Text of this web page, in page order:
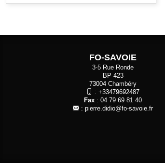
FO-SAVOIE
3-5 Rue Ronde
BP 423
73004 Chambéry
: +33479692487
Fax : 04 79 69 81 40
: pierre.didio@fo-savoie.fr